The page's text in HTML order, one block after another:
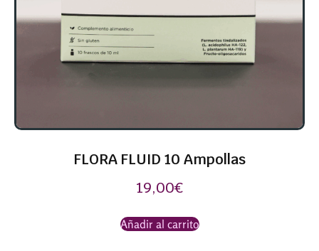
FLORA FLUID 10 Ampollas
19,00€
Añadir al carrito